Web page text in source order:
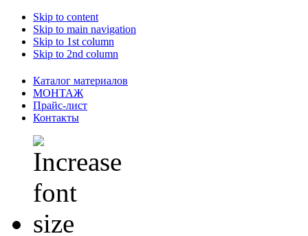
Skip to content
Skip to main navigation
Skip to 1st column
Skip to 2nd column
Каталог материалов
МОНТАЖ
Прайс-лист
Контакты